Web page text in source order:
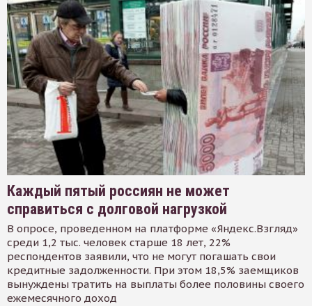
Каждый пятый россиян не может
справиться с долговой нагрузкой
В опросе, проведенном на платформе «Яндекс.Взгляд»
среди 1,2 тыс. человек старше 18 лет, 22%
респондентов заявили, что не могут погашать свои
кредитные задолженности. При этом 18,5% заемщиков
вынуждены тратить на выплаты более половины своего
ежемесячного доход